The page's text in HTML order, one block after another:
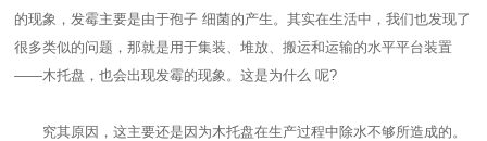
的现象，发霉主要是由于孢子 细菌的产生。其实在生活中，我们也发现了
很多类似的问题，那就是用于集装、堆放、搬运和运输的水平平台装置
——木托盘，也会出现发霉的现象。这是为什么 呢?
究其原因，这主要还是因为木托盘在生产过程中除水不够所造成的。